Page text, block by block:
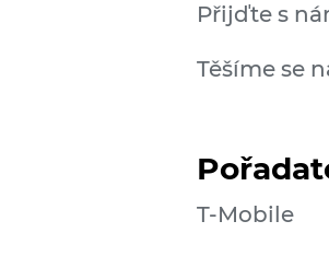
Přijďte s
Těšíme se
T-Mobile